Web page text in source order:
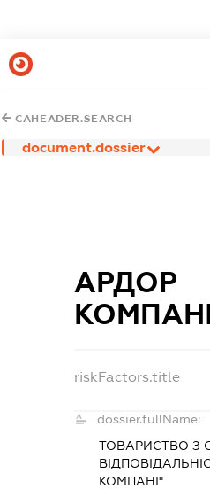
CAHEADER.SEARCH
document.dossier
АРДОР
riskFactors.title
dossier.fullName:
ТОВАРИСТВО
КОМПАНІ"